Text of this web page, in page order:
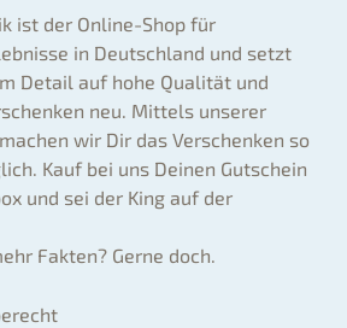
ist der Online-Shop für
in Deutschland und setzt
Detail auf hohe Qualität und
neu. Mittels unserer
wir Dir das Verschenken so
Kauf bei uns Deinen Gutschein
und sei der King auf der
Fakten? Gerne doch.